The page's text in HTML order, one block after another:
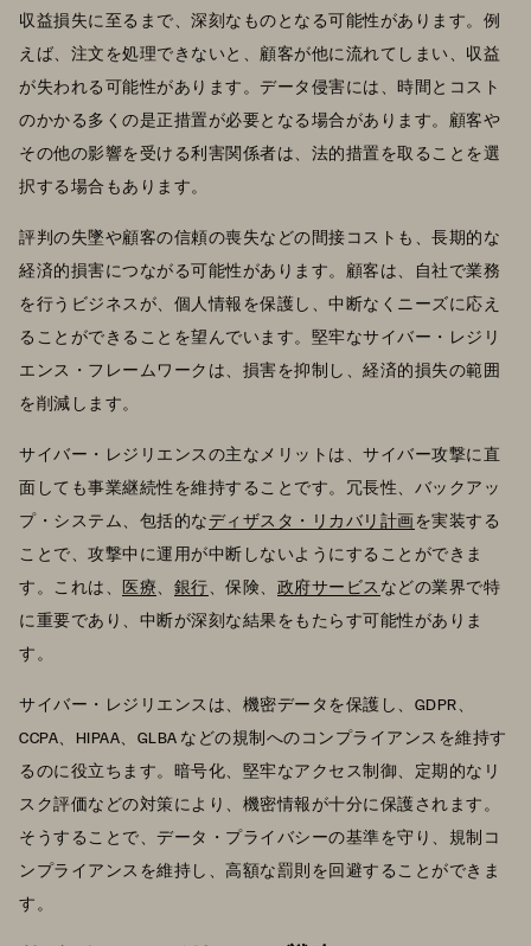
収益損失に至るまで、深刻なものとなる可能性があります。例
えば、注文を処理できないと、顧客が他に流れてしまい、収益
が失われる可能性があります。データ侵害には、時間とコスト
のかかる多くの是正措置が必要となる場合があります。顧客や
その他の影響を受ける利害関係者は、法的措置を取ることを選
択する場合もあります。
評判の失墜や顧客の信頼の喪失などの間接コストも、長期的な
経済的損害につながる可能性があります。顧客は、自社で業務
を行うビジネスが、個人情報を保護し、中断なくニーズに応え
ることができることを望んでいます。堅牢なサイバー・レジリ
エンス・フレームワークは、損害を抑制し、経済的損失の範囲
を削減します。
サイバー・レジリエンスの主なメリットは、サイバー攻撃に直
面しても事業継続性を維持することです。冗長性、バックアッ
プ・システム、包括的なディザスタ・リカバリ計画を実装する
ことで、攻撃中に運用が中断しないようにすることができま
す。これは、 医療、 銀行、保険、 政府サービス などの業界で特
に重要であり、中断が深刻な結果をもたらす可能性がありま
す。
サイバー・レジリエンスは、機密データを保護し、GDPR、
CCPA、HIPAA、GLBA などの規制へのコンプライアンスを維持す
るのに役立ちます。暗号化、堅牢なアクセス制御、定期的なリ
スク評価などの対策により、機密情報が十分に保護されます。
そうすることで、データ・プライバシーの基準を守り、規制コ
ンプライアンスを維持し、高額な罰則を回避することができま
す。